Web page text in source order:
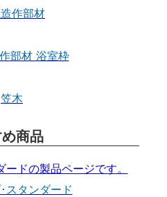
作部材
部材 浴室枠
笠木
商品
スタンダード